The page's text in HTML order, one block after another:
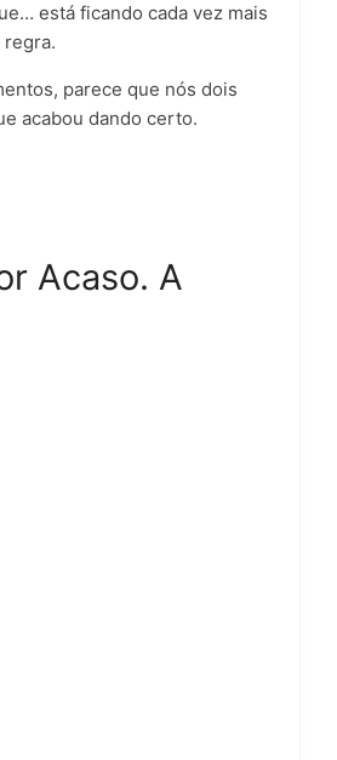
está ficando cada vez mais
parece que nós dois
acabou dando certo.
Acaso. A